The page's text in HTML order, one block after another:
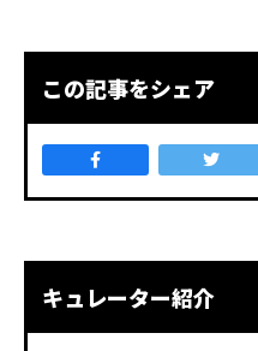
この記事をシェア
キュレーター紹介